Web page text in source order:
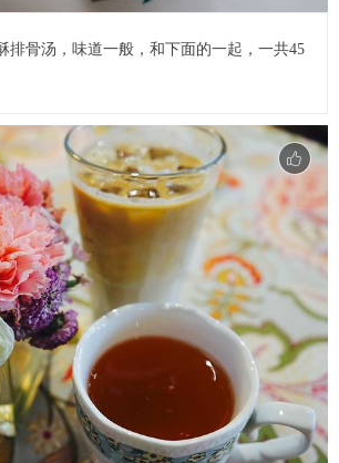
排骨汤，味道一般，和下面的一起，一共45